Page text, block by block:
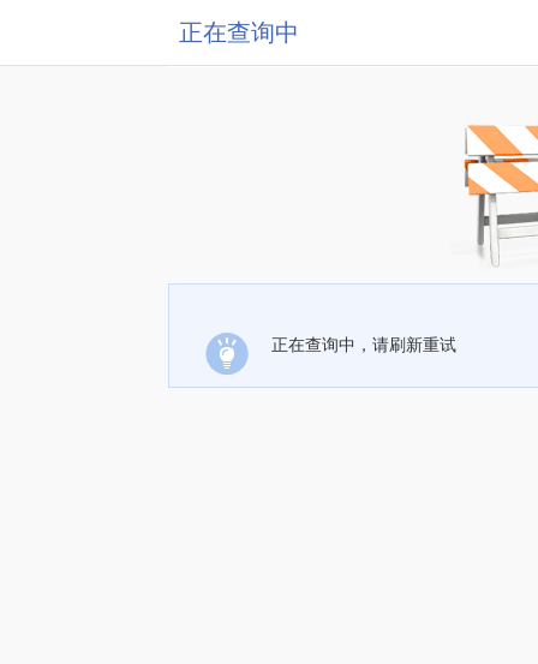
正在查询中
正在查询中，请刷新重试